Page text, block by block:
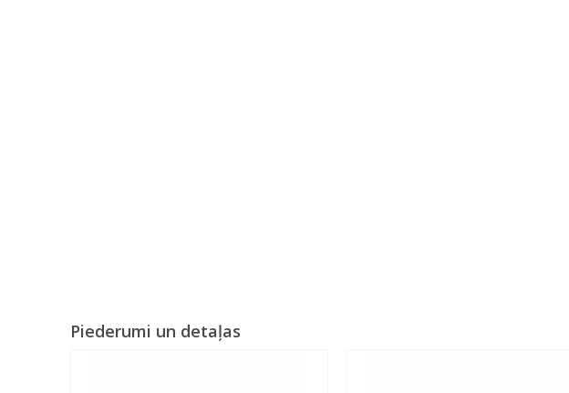
Piederumi un detaļas